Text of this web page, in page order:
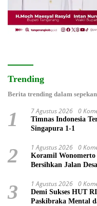
Trending
Berita trending dalam
1 7 Agustus 2026 0
Timnas Indonesia
Singapura 1-1
2 1 Agustus 2026 0
Koramil
Bersihkan Jalan
3 1 Agustus 2026 0
Demi Sukses HUT
Paskibraka Mental